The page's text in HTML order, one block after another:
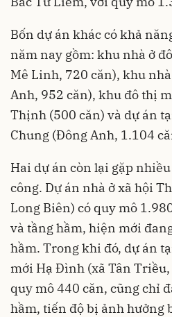
Bốn dự án khác có khả
năm nay gồm: khu nhà ở
Mê Linh, 720 căn), khu
Anh, 952 căn), khu đô thị
Thịnh (500 căn) và dự án
Chung (Đông Anh, 1.104
Hai dự án còn lại gặp
công. Dự án nhà ở xã hội
Long Biên) có quy mô
và tầng hầm, hiện mới
hầm. Trong khi đó, dự án
mới Hạ Đình (xã Tân
quy mô 440 căn, cũng chỉ
hầm, tiến độ bị ảnh hưởng